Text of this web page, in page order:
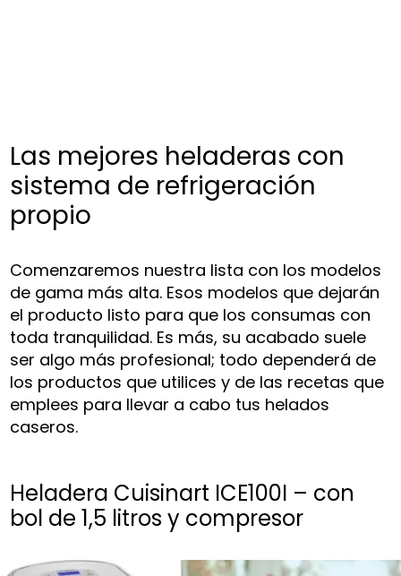
Las mejores heladeras con
sistema de refrigeración
propio
Comenzaremos nuestra lista con los modelos
de gama más alta. Esos modelos que dejarán
el producto listo para que los consumas con
toda tranquilidad. Es más, su acabado suele
ser algo más profesional; todo dependerá de
los productos que utilices y de las recetas que
emplees para llevar a cabo tus helados
caseros.
Heladera Cuisinart ICE100I – con
bol de 1,5 litros y compresor